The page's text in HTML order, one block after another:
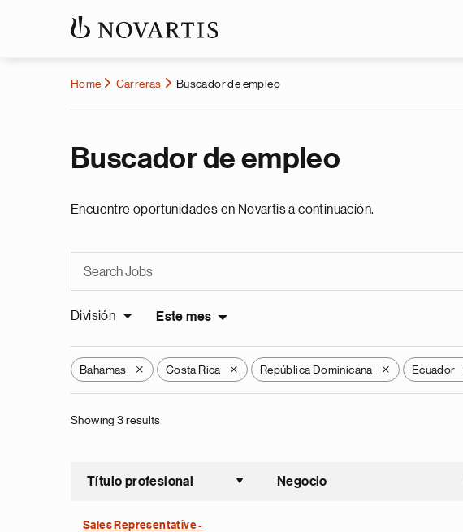
Home Carreras Buscador de empleo
Buscador de empleo
Encuentre oportunidades en Novartis a continuación.
División Este mes
Bahamas X Costa Rica X República Dominicana X Ecuador
Showing 3 results
Título profesional
Ordenar
Negocio
Sales Representative -